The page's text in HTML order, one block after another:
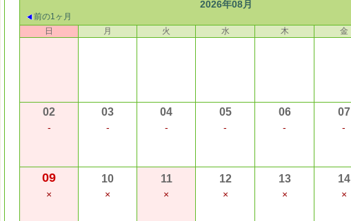
2026年08月
前の1ヶ月
日
月 火 水 木 金
02
-
03
-
04
-
05
-
06
-
07
-
09
×
10
×
11
×
12
×
13
×
14
×